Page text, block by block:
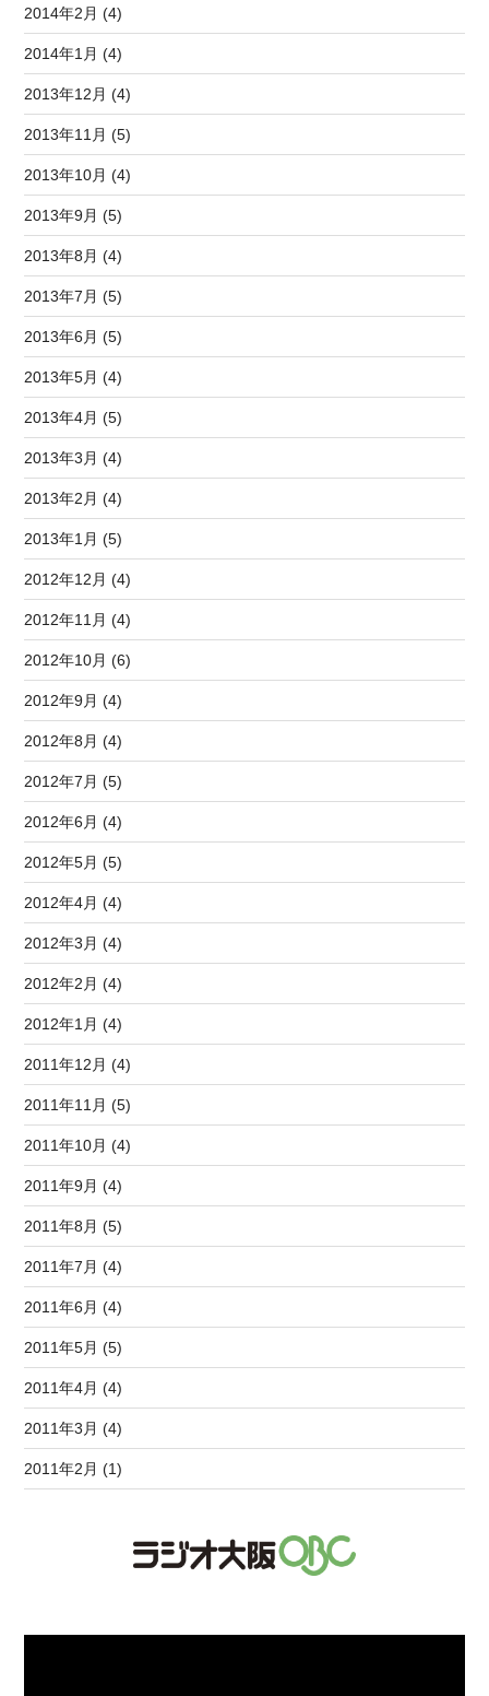
2014年2月 (4)
2014年1月 (4)
2013年12月 (4)
2013年11月 (5)
2013年10月 (4)
2013年9月 (5)
2013年8月 (4)
2013年7月 (5)
2013年6月 (5)
2013年5月 (4)
2013年4月 (5)
2013年3月 (4)
2013年2月 (4)
2013年1月 (5)
2012年12月 (4)
2012年11月 (4)
2012年10月 (6)
2012年9月 (4)
2012年8月 (4)
2012年7月 (5)
2012年6月 (4)
2012年5月 (5)
2012年4月 (4)
2012年3月 (4)
2012年2月 (4)
2012年1月 (4)
2011年12月 (4)
2011年11月 (5)
2011年10月 (4)
2011年9月 (4)
2011年8月 (5)
2011年7月 (4)
2011年6月 (4)
2011年5月 (5)
2011年4月 (4)
2011年3月 (4)
2011年2月 (1)